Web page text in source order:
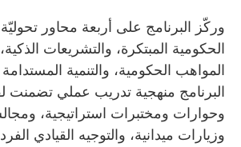
وركّز البرنامج على أربعة محاور
الحكومية المبتكرة، والتشريعات
المواهب الحكومية، والتنمية
البرنامج منهجية تدريب عملي تضمنت
وحوارات ومختبرات استراتيجية،
وزيارات ميدانية، والتوجيه القيادي